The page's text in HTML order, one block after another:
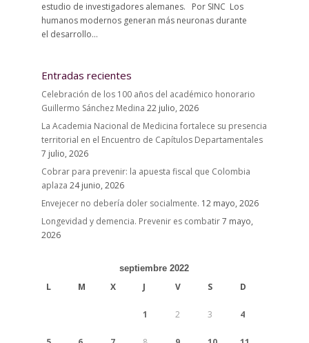
estudio de investigadores alemanes. Por SINC Los
humanos modernos generan más neuronas durante
el desarrollo...
Entradas recientes
Celebración de los 100 años del académico honorario
Guillermo Sánchez Medina 22 julio, 2026
La Academia Nacional de Medicina fortalece su presencia
territorial en el Encuentro de Capítulos Departamentales
7 julio, 2026
Cobrar para prevenir: la apuesta fiscal que Colombia
aplaza 24 junio, 2026
Envejecer no debería doler socialmente. 12 mayo, 2026
Longevidad y demencia. Prevenir es combatir7 mayo,
2026
septiembre 2022
L M X J V S D
1 2 3 4